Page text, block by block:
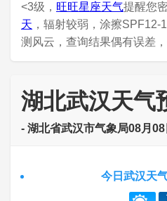
<3级， 旺旺星座天气提醒您
天 ，辐射较弱，涂擦
测风云，查询结果偶有误差，
湖北武汉天气
- 湖北省武汉市气象局08月
今日武汉天